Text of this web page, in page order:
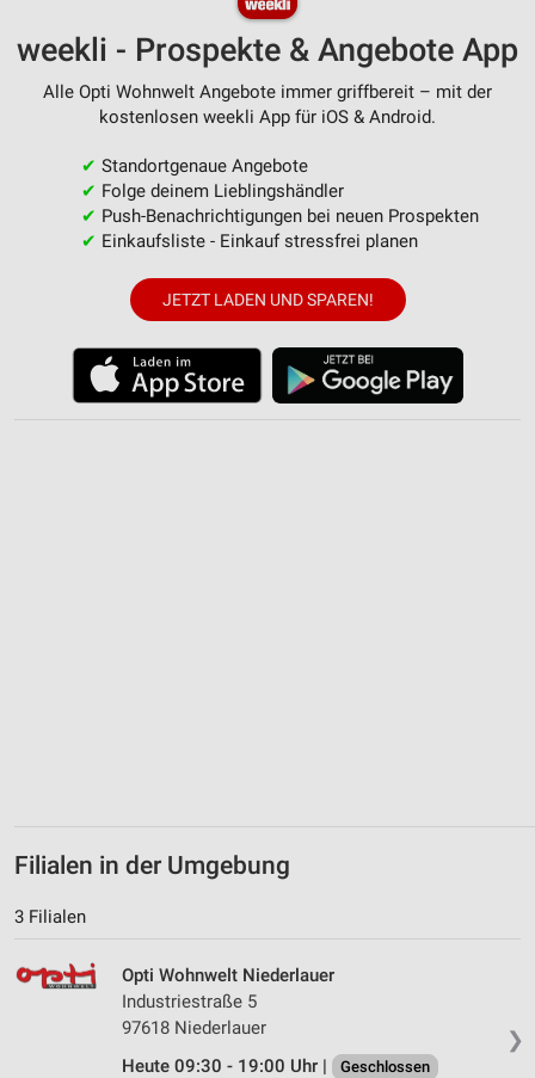
weekli - Prospekte & Angebote App
Alle Opti Wohnwelt Angebote immer griffbereit – mit der
kostenlosen weekli App für iOS & Android.
✔ Standortgenaue Angebote
✔ Folge deinem Lieblingshändler
✔ Push-Benachrichtigungen bei neuen Prospekten
✔ Einkaufsliste - Einkauf stressfrei planen
JETZT LADEN UND SPAREN!
Filialen in der Umgebung
3 Filialen
❯
Opti Wohnwelt Niederlauer
Industriestraße 5
97618 Niederlauer
Heute 09:30 - 19:00 Uhr |
Geschlossen